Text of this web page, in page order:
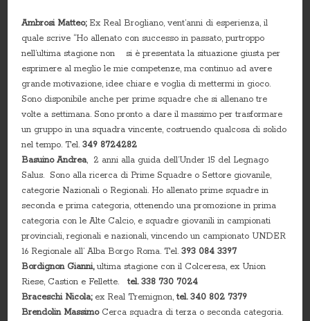
Ambrosi Matteo;Ex Real Brogliano, vent’anni di esperienza, il
quale scrive “Ho allenato con successo in passato, purtroppo
nell’ultima stagione non si è presentata la situazione giusta per
esprimere al meglio le mie competenze, ma continuo ad avere
grande motivazione, idee chiare e voglia di mettermi in gioco.
Sono disponibile anche per prime squadre che si allenano tre
volte a settimana. Sono pronto a dare il massimo per trasformare
un gruppo in una squadra vincente, costruendo qualcosa di solido
nel tempo. Tel.349 8724282
Basuino Andrea, 2 anni alla guida dell’Under 15 del Legnago
Salus. Sono alla ricerca di Prime Squadre o Settore giovanile,
categorie Nazionali o Regionali. Ho allenato prime squadre in
seconda e prima categoria, ottenendo una promozione in prima
categoria con le Alte Calcio, e squadre giovanili in campionati
provinciali, regionali e nazionali, vincendo un campionato UNDER
16 Regionale all’ Alba Borgo Roma. Tel.393 084 3397
Bordignon Gianni,ultima stagione con il Colceresa, ex Union
Riese, Castion e Fellette.
tel. 338 730 7024
Braceschi Nicola; ex Real Tremignon, tel. 340 802 7379
Brendolin Massimo Cerca squadra di terza o seconda categoria.